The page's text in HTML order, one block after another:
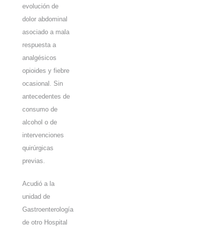
evolución de
dolor abdominal
asociado a mala
respuesta a
analgésicos
opioides y fiebre
ocasional. Sin
antecedentes de
consumo de
alcohol o de
intervenciones
quirúrgicas
previas.
Acudió a la
unidad de
Gastroenterología
de otro Hospital